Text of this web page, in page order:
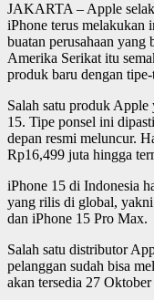
JAKARTA – Apple
iPhone terus melakukan
buatan perusahaan
Amerika Serikat itu
produk baru dengan
Salah satu produk Apple
15. Tipe ponsel ini
depan resmi meluncur.
Rp16,499 juta hingga
iPhone 15 di Indonesia
yang rilis di global,
dan iPhone 15 Pro Max.
Salah satu distributor
pelanggan sudah bisa
akan tersedia 27 Oktober